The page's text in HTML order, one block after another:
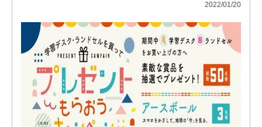
2022/01/20